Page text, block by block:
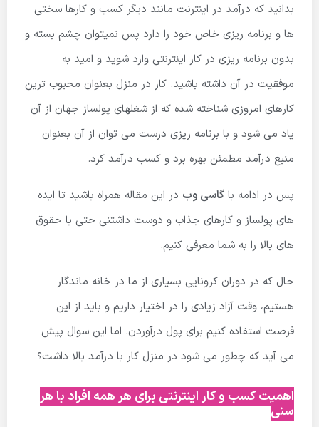
بدانید که درآمد در اینترنت مانند دیگر کسب و کارها سختی
ها و برنامه ریزی خاص خود را دارد پس نمیتوان چشم بسته و
بدون برنامه ریزی در کار اینترنتی وارد شوید و امید به
موفقیت در آن داشته باشید. کار در منزل بعنوان محبوب ترین
کارهای امروزی شناخته شده که از شغلهای پولساز جهان از آن
یاد می شود و با برنامه ریزی درست می توان از آن بعنوان
منبع درآمد مطمئن بهره برد و کسب درآمد کرد.
پس در ادامه با گاسی وب در این مقاله همراه باشید تا ایده
های پولساز و کارهای جذاب و دوست داشتنی حتی با حقوق
های بالا را به شما معرفی کنیم.
حال که در دوران کرونایی بسیاری از ما در خانه ماندگار
هستیم، وقت آزاد زیادی را در اختیار داریم و باید از این
فرصت استفاده کنیم برای پول درآوردن. اما این سوال پیش
می آید که چطور می شود در منزل کار با درآمد بالا داشت؟
اهمیت کسب و کار اینترنتی برای هر همه افراد با هر
سنی